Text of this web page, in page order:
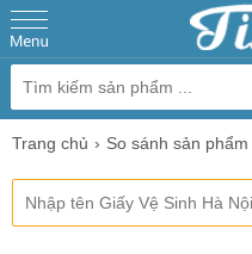
Trang chủ So sánh sản phẩm